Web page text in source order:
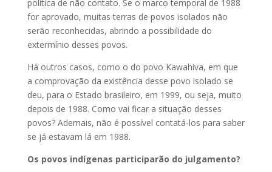
política de não contato. Se o marco temporal de 1988
for aprovado, muitas terras de povos isolados não
serão reconhecidas, abrindo a possibilidade do
extermínio desses povos.
Há outros casos, como o do povo Kawahiva, em que
a comprovação da existência desse povo isolado se
deu, para o Estado brasileiro, em 1999, ou seja, muito
depois de 1988. Como vai ficar a situação desses
povos? Ademais, não é possível contatá-los para saber
se já estavam lá em 1988.
Os povos indígenas participarão do julgamento?